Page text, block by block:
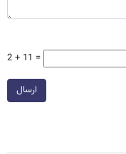
2 + 11 =
ارسال